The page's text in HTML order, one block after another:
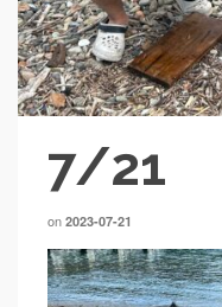
7/21
on 2023-07-21